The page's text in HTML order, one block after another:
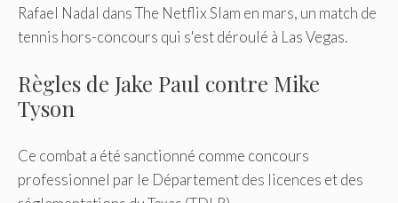
Rafael Nadal dans The Netflix Slam en mars, un match de
tennis hors-concours qui s'est déroulé à Las Vegas.
Règles de Jake Paul contre Mike
Tyson
Ce combat a été sanctionné comme concours
professionnel par le Département des licences et des